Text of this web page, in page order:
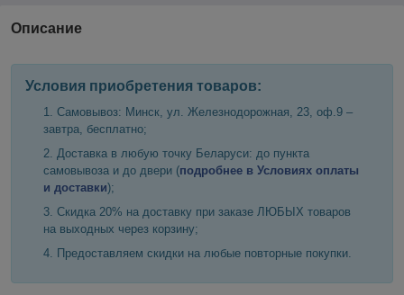
Описание
Условия приобретения товаров:
Самовывоз: Минск, ул. Железнодорожная, 23, оф.9 –
завтра, бесплатно;
Доставка в любую точку Беларуси: до пункта
самовывоза и до двери (подробнее в Условиях оплаты
и доставки);
Скидка 20% на доставку при заказе ЛЮБЫХ товаров
на выходных через корзину;
Предоставляем скидки на любые повторные покупки.